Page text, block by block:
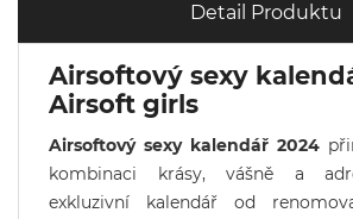
Detail Produktu
Airsoftový sexy
Airsoft girls
Airsoftový sexy kalendář 2024
kombinaci krásy, vášně a
exkluzivní kalendář od